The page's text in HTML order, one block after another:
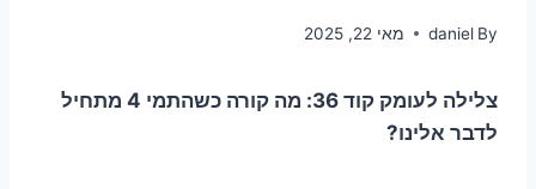
By
daniel מאי 22, 2025
צלילה לעומק קוד 36: מה קורה כשהתמי 4 מתחיל
לדבר אלינו?